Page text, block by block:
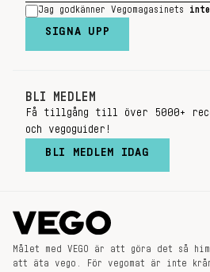
Jag godkänner Vegomagasinets
SIGNA UPP
BLI MEDLEM
Få tillgång till över 5000+
och vegoguider!
BLI MEDLEM IDAG
Målet med VEGO är att göra det så
att äta vego. För vegomat är inte